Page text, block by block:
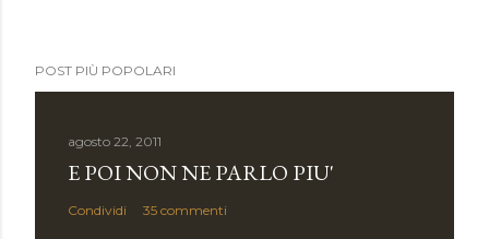
t
POST PIÙ POPOLARI
agosto 22, 2011
E POI NON NE PARLO PIU'
Condividi 35 commenti